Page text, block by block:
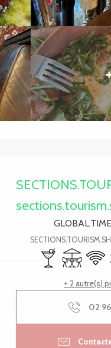
Bar / Buvette
TerrasseWiFi
+ 2 autre(s)
02